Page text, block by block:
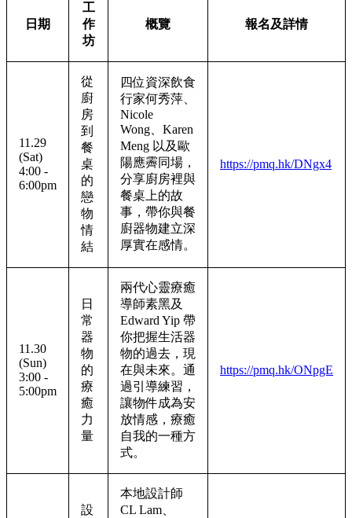
日期
工
作
坊
概覽 報名及詳情
11.29
(Sat)
4:00 -
6:00pm
從
廚
房
到
餐
桌
的
戀
物
情
結
四位資深飲食
行家何秀萍、
Nicole
Wong、Karen
Meng 以及歐
陽應霽同場，
分享廚房裡與
餐桌上的故
事，帶你與餐
廚器物建立深
厚實在感情。
https://pmq.hk/DNgx4
11.30
(Sun)
3:00 -
5:00pm
日
常
器
物
的
療
癒
力
量
兩代心靈療癒
導師素黑及
Edward Yip 帶
你把握生活器
物的過去，現
在與未來。通
過引導練習，
讓物件成為安
放情感，療癒
自我的一種方
式。
https://pmq.hk/ONpgE
設
本地設計師
CL Lam、